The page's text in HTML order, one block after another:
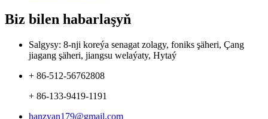
Biz bilen habarlaşyň
Salgysy: 8-nji koreýa senagat zolagy, foniks şäheri, Çang
jiagang şäheri, jiangsu welaýaty, Hytaý
+ 86-512-56762808
+ 86-133-9419-1191
hanzyan179@gmail.com